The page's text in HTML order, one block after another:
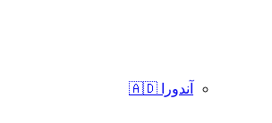
آندورا 🇦🇩